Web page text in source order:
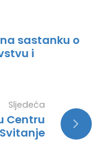
sastanku o
i
Sljedeća
Centru
Svitanje